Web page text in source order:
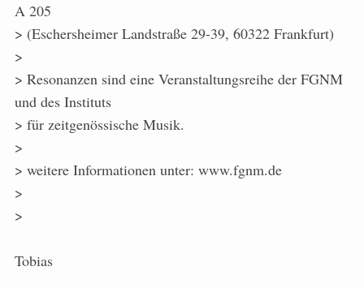
A 205
> (Eschersheimer Landstraße 29-39, 60322 Frankfurt)
>
> Resonanzen sind eine Veranstaltungsreihe der FGNM
und des Instituts
> für zeitgenössische Musik.
>
> weitere Informationen unter: www.fgnm.de
>
>
Tobias